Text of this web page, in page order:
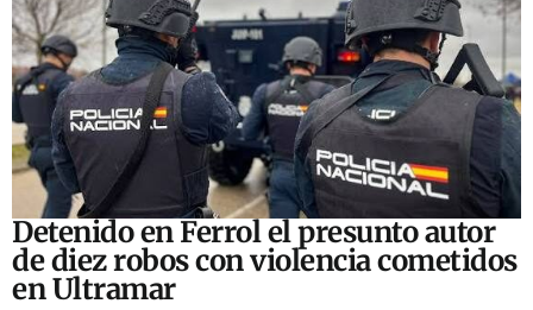
Detenido en Ferrol el presunto autor
de diez robos con violencia cometidos
en Ultramar